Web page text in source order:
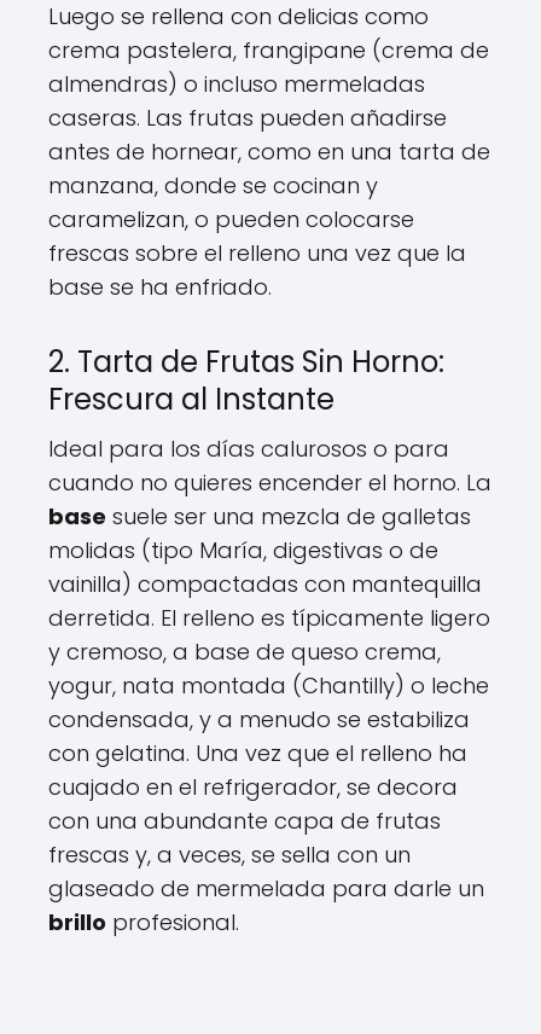
Luego se rellena con delicias como
crema pastelera, frangipane (crema de
almendras) o incluso mermeladas
caseras. Las frutas pueden añadirse
antes de hornear, como en una tarta de
manzana, donde se cocinan y
caramelizan, o pueden colocarse
frescas sobre el relleno una vez que la
base se ha enfriado.
2. Tarta de Frutas Sin Horno:
Frescura al Instante
Ideal para los días calurosos o para
cuando no quieres encender el horno. La
base suele ser una mezcla de galletas
molidas (tipo María, digestivas o de
vainilla) compactadas con mantequilla
derretida. El relleno es típicamente ligero
y cremoso, a base de queso crema,
yogur, nata montada (Chantilly) o leche
condensada, y a menudo se estabiliza
con gelatina. Una vez que el relleno ha
cuajado en el refrigerador, se decora
con una abundante capa de frutas
frescas y, a veces, se sella con un
glaseado de mermelada para darle un
brillo profesional.